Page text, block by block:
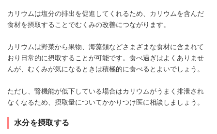
カリウムは塩分の排出を促進してくれるため、カリウムを含んだ
食材を摂取することでむくみの改善につながります。
カリウムは野菜から果物、海藻類などさまざまな食材に含まれて
おり日常的に摂取することが可能です。食べ過ぎはよくありませ
んが、むくみが気になるときは積極的に食べるとよいでしょう。
ただし、腎機能が低下している場合はカリウムがうまく排泄され
なくなるため、摂取量についてかかりつけ医に相談しましょう。
水分を摂取する